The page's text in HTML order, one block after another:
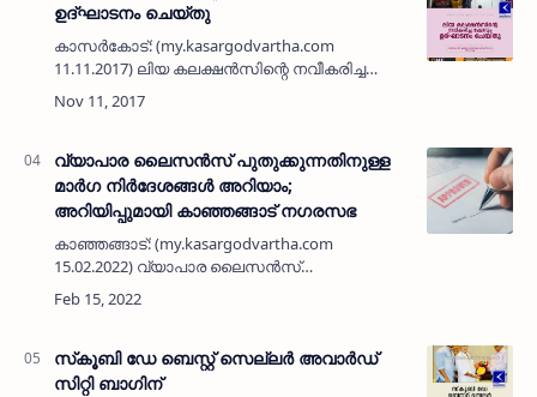
ഉദ്ഘാടനം ചെയ്തു
കാസര്‍കോട്: (my.kasargodvartha.com
11.11.2017) ലിയ കലക്ഷന്‍സിന്റെ നവീകരിച്ച
ഷോറൂം സയ്യിദ് അഹ് മദ് മുക്താര്‍ തങ്ങള്‍
കുമ്പോല്‍ ഉദ്ഘാടനം ചെയ്തു. ചടങ്ങില്‍ ബഷീര്‍
വ്യാപാര ലൈസൻസ് പുതുക്കുന്നതിനുള്ള
മാർഗ നിർദേശങ്ങൾ അറിയാം;
അറിയിപ്പുമായി കാഞ്ഞങ്ങാട് നഗരസഭ
കാഞ്ഞങ്ങാട്: (my.kasargodvartha.com
15.02.2022) വ്യാപാര ലൈസൻസ്
പുതുക്കുന്നതിന് ഓൺലൈനായി citizen portal,
Isgkerala(dot)gov(dot)in വഴി അപേക്ഷകൾ
സ്‌കൂബി ഡേ ബെസ്റ്റ് സെല്ലര്‍ അവാര്‍ഡ്
സിറ്റി ബാഗിന്